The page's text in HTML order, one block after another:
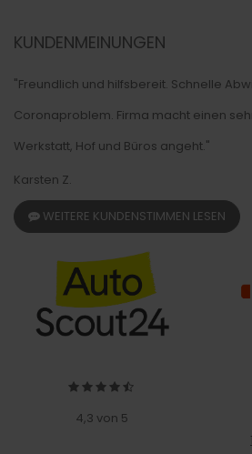
KUNDENMEINUNGEN
"Freundlich und hilfsbereit. Schnelle
Coronaproblem. Firma macht einen
Werkstatt, Hof und Büros angeht."
Karsten Z.
WEITERE KUNDENSTIMMEN LESEN
4,3 von 5